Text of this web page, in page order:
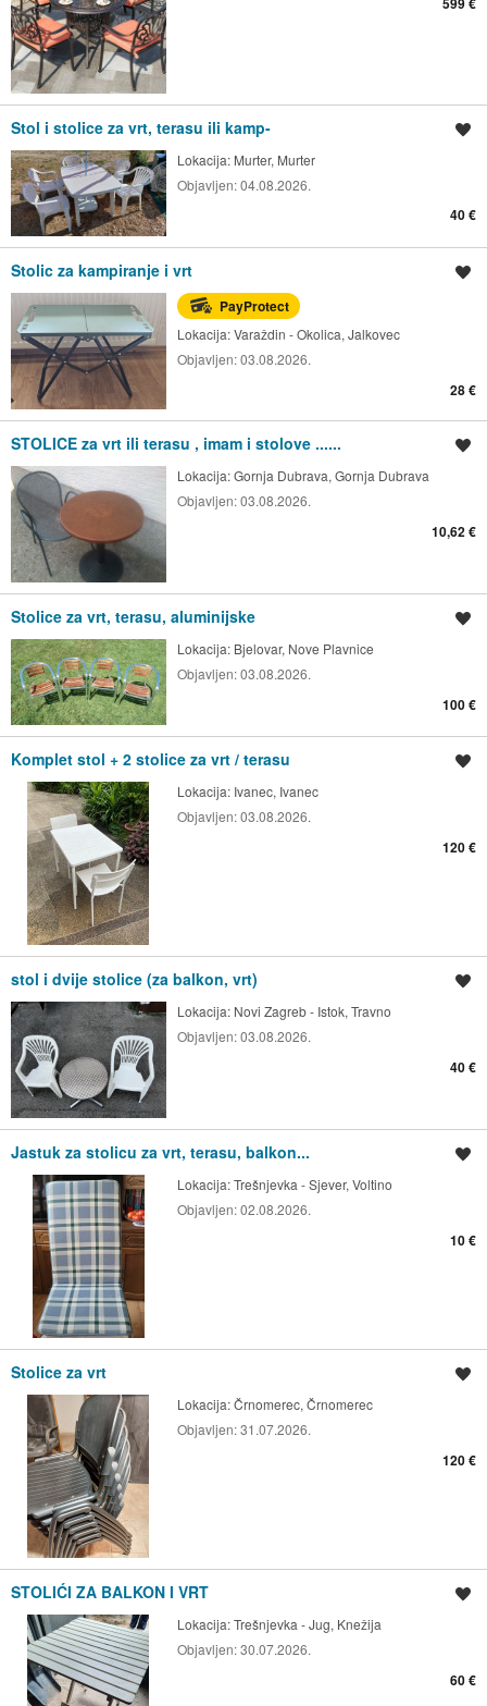
Stol i stolice za vrt, terasu ili kamp-
Lokacija: Murter, Murter
Objavljen:04.08.2026.
40 €
Stolic za kampiranje i vrt
PayProtect
Lokacija:Varaždin - Okolica, Jalkovec
Objavljen:03.08.2026.
28 €
STOLICE za vrt ili terasu , imam i stolove ......
Lokacija:Gornja Dubrava, Gornja Dubrava
Objavljen:03.08.2026.
10,62 €
Stolice za vrt, terasu, aluminijske
Lokacija: Bjelovar, Nove Plavnice
Objavljen:03.08.2026.
100 €
Komplet stol + 2 stolice za vrt / terasu
Lokacija: Ivanec, Ivanec
Objavljen:03.08.2026.
120 €
stol i dvije stolice (za balkon, vrt)
Lokacija: Novi Zagreb - Istok, Travno
Objavljen:03.08.2026.
40 €
Jastuk za stolicu za vrt, terasu, balkon...
Lokacija:Trešnjevka - Sjever, Voltino
Objavljen:02.08.2026.
10 €
Stolice za vrt
Lokacija:Črnomerec, Črnomerec
Objavljen:31.07.2026.
120 €
STOLIĆI ZA BALKON I VRT
Lokacija:Trešnjevka - Jug, Knežija
Objavljen:30.07.2026.
60 €